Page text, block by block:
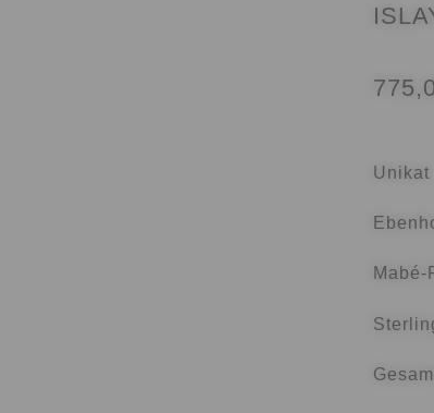
FÜR RÜCKERSTATTUNGEN UND
Unikat
Mabé-